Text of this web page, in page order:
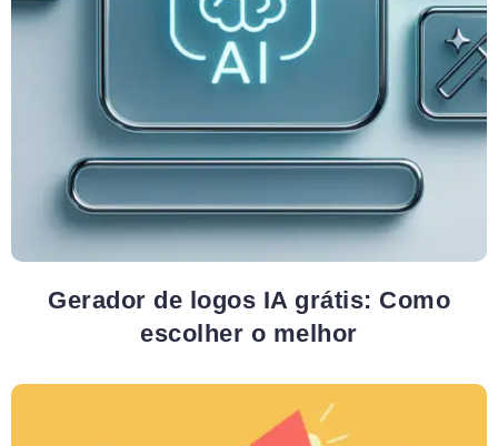
Gerador de logos IA grátis: Como
escolher o melhor